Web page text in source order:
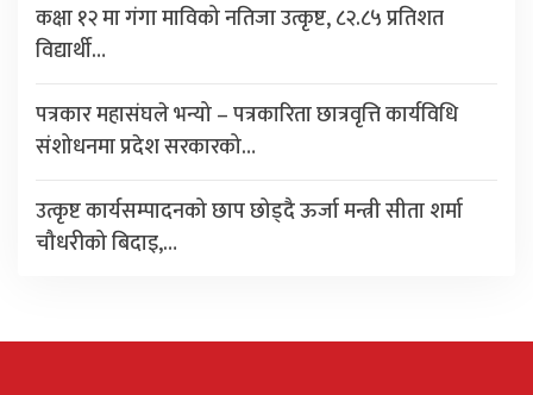
कक्षा १२ मा गंगा माविको नतिजा उत्कृष्ट, ८२.८५ प्रतिशत
विद्यार्थी…
पत्रकार महासंघले भन्यो – पत्रकारिता छात्रवृत्ति कार्यविधि
संशोधनमा प्रदेश सरकारको…
उत्कृष्ट कार्यसम्पादनको छाप छोड्दै ऊर्जा मन्त्री सीता शर्मा
चौधरीको बिदाइ,…